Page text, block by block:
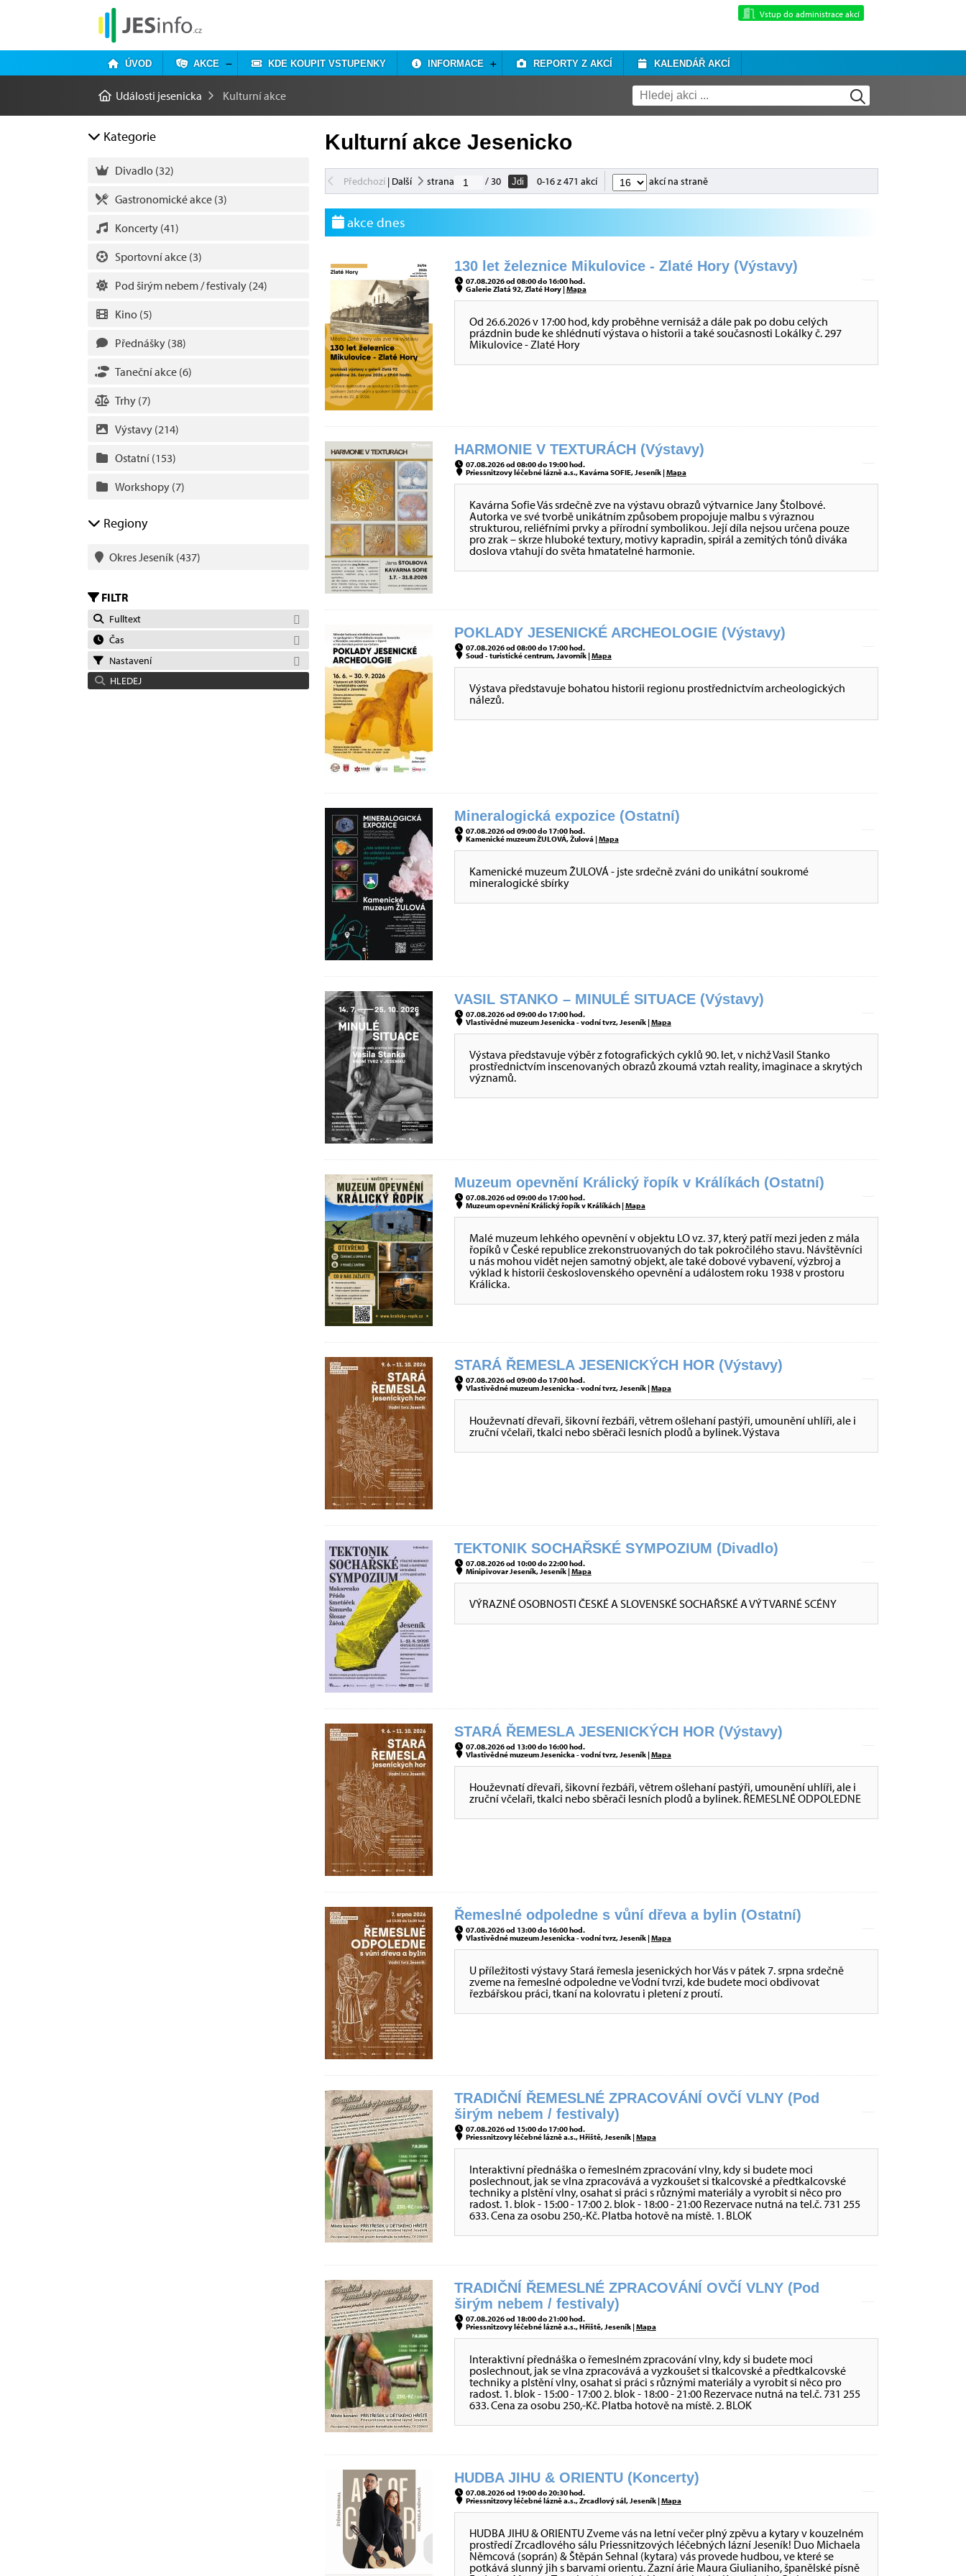
Vstup do administrace akcí
ÚVOD AKCE KDE KOUPIT VSTUPENKY INFORMACE REPORTY Z AKCÍ KALENDÁŘ AKCÍ
Události jesenicka Kulturní akce
Kategorie
Divadlo (32)
Gastronomické akce (3)
Koncerty (41)
Sportovní akce (3)
Pod širým nebem / festivaly (24)
Kino (5)
Přednášky (38)
Taneční akce (6)
Trhy (7)
Výstavy (214)
Ostatní (153)
Workshopy (7)
Regiony
Okres Jeseník (437)
FILTR
Fulltext
Čas
Nastavení
HLEDEJ
Kulturní akce Jesenicko
Předchozí| Další strana / 30 Jdi 0-16 z 471 akcí akcí na straně
akce dnes
130 let železnice Mikulovice - Zlaté Hory (Výstavy)
07.08.2026 od 08:00 do 16:00 hod.
Galerie Zlatá 92, Zlaté Hory |Mapa
Od 26.6.2026 v 17:00 hod, kdy proběhne vernisáž a dále pak po dobu celých
prázdnin bude ke shlédnutí výstava o historii a také současnosti Lokálky č. 297
Mikulovice - Zlaté Hory
HARMONIE V TEXTURÁCH (Výstavy)
07.08.2026 od 08:00 do 19:00 hod.
Priessnitzovy léčebné lázně a.s., Kavárna SOFIE, Jeseník |Mapa
Kavárna Sofie Vás srdečně zve na výstavu obrazů výtvarnice Jany Štolbové.
Autorka ve své tvorbě unikátním způsobem propojuje malbu s výraznou
strukturou, reliéfními prvky a přírodní symbolikou. Její díla nejsou určena pouze
pro zrak – skrze hluboké textury, motivy kapradin, spirál a zemitých tónů diváka
doslova vtahují do světa hmatatelné harmonie.
POKLADY JESENICKÉ ARCHEOLOGIE (Výstavy)
07.08.2026 od 08:00 do 17:00 hod.
Soud - turistické centrum, Javorník |Mapa
Výstava představuje bohatou historii regionu prostřednictvím archeologických
nálezů.
Mineralogická expozice (Ostatní)
07.08.2026 od 09:00 do 17:00 hod.
Kamenické muzeum ŽULOVÁ, Žulová |Mapa
Kamenické muzeum ŽULOVÁ - jste srdečně zváni do unikátní soukromé
mineralogické sbírky
VASIL STANKO – MINULÉ SITUACE (Výstavy)
07.08.2026 od 09:00 do 17:00 hod.
Vlastivědné muzeum Jesenicka - vodní tvrz, Jeseník |Mapa
Výstava představuje výběr z fotografických cyklů 90. let, v nichž Vasil Stanko
prostřednictvím inscenovaných obrazů zkoumá vztah reality, imaginace a skrytých
významů.
Muzeum opevnění Králický řopík v Králíkách (Ostatní)
07.08.2026 od 09:00 do 17:00 hod.
Muzeum opevnění Králický řopík v Králíkách |Mapa
Malé muzeum lehkého opevnění v objektu LO vz. 37, který patří mezi jeden z mála
řopíků v České republice zrekonstruovaných do tak pokročilého stavu. Návštěvníci
u nás mohou vidět nejen samotný objekt, ale také dobové vybavení, výzbroj a
výklad k historii československého opevnění a událostem roku 1938 v prostoru
Králicka.
STARÁ ŘEMESLA JESENICKÝCH HOR (Výstavy)
07.08.2026 od 09:00 do 17:00 hod.
Vlastivědné muzeum Jesenicka - vodní tvrz, Jeseník |Mapa
Houževnatí dřevaři, šikovní řezbáři, větrem ošlehaní pastýři, umounění uhlíři, ale i
zruční včelaři, tkalci nebo sběrači lesních plodů a bylinek. Výstava
TEKTONIK SOCHAŘSKÉ SYMPOZIUM (Divadlo)
07.08.2026 od 10:00 do 22:00 hod.
Minipivovar Jeseník, Jeseník |Mapa
VÝRAZNÉ OSOBNOSTI ČESKÉ A SLOVENSKÉ SOCHAŘSKÉ A VÝTVARNÉ SCÉNY
STARÁ ŘEMESLA JESENICKÝCH HOR (Výstavy)
07.08.2026 od 13:00 do 16:00 hod.
Vlastivědné muzeum Jesenicka - vodní tvrz, Jeseník |Mapa
Houževnatí dřevaři, šikovní řezbáři, větrem ošlehaní pastýři, umounění uhlíři, ale i
zruční včelaři, tkalci nebo sběrači lesních plodů a bylinek. ŘEMESLNÉ ODPOLEDNE
Řemeslné odpoledne s vůní dřeva a bylin (Ostatní)
07.08.2026 od 13:00 do 16:00 hod.
Vlastivědné muzeum Jesenicka - vodní tvrz, Jeseník |Mapa
U příležitosti výstavy Stará řemesla jesenických hor Vás v pátek 7. srpna srdečně
zveme na řemeslné odpoledne ve Vodní tvrzi, kde budete moci obdivovat
řezbářskou práci, tkaní na kolovratu i pletení z proutí.
TRADIČNÍ ŘEMESLNÉ ZPRACOVÁNÍ OVČÍ VLNY (Pod
širým nebem / festivaly)
07.08.2026 od 15:00 do 17:00 hod.
Priessnitzovy léčebné lázně a.s., Hřiště, Jeseník |Mapa
Interaktivní přednáška o řemeslném zpracování vlny, kdy si budete moci
poslechnout, jak se vlna zpracovává a vyzkoušet si tkalcovské a předtkalcovské
techniky a plstění vlny, osahat si práci s různými materiály a vyrobit si něco pro
radost. 1. blok - 15:00 - 17:00 2. blok - 18:00 - 21:00 Rezervace nutná na tel.č. 731 255
633. Cena za osobu 250,-Kč. Platba hotově na místě. 1. BLOK
TRADIČNÍ ŘEMESLNÉ ZPRACOVÁNÍ OVČÍ VLNY (Pod
širým nebem / festivaly)
07.08.2026 od 18:00 do 21:00 hod.
Priessnitzovy léčebné lázně a.s., Hřiště, Jeseník |Mapa
Interaktivní přednáška o řemeslném zpracování vlny, kdy si budete moci
poslechnout, jak se vlna zpracovává a vyzkoušet si tkalcovské a předtkalcovské
techniky a plstění vlny, osahat si práci s různými materiály a vyrobit si něco pro
radost. 1. blok - 15:00 - 17:00 2. blok - 18:00 - 21:00 Rezervace nutná na tel.č. 731 255
633. Cena za osobu 250,-Kč. Platba hotově na místě. 2. BLOK
HUDBA JIHU & ORIENTU (Koncerty)
07.08.2026 od 19:00 do 20:30 hod.
Priessnitzovy léčebné lázně a.s., Zrcadlový sál, Jeseník |Mapa
HUDBA JIHU & ORIENTU Zveme vás na letní večer plný zpěvu a kytary v kouzelném
prostředí Zrcadlového sálu Priessnitzových léčebných lázní Jeseník! Duo Michaela
Němcová (soprán) & Štěpán Sehnal (kytara) vás provede hudbou, ve které se
potkává slunný jih s barvami orientu. Zazní árie Maura Giulianiho, španělské písně